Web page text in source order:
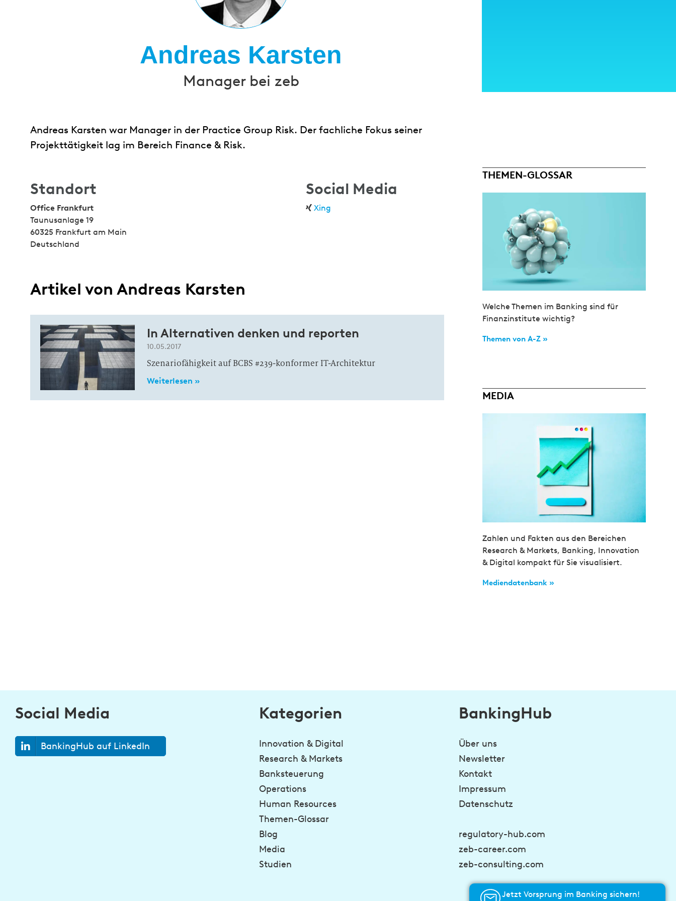
Andreas Karsten
Manager bei zeb
Andreas Karsten war Manager in der Practice Group Risk. Der fachliche Fokus seiner
Projekttätigkeit lag im Bereich Finance & Risk.
Standort
Office Frankfurt
Taunusanlage 19
60325 Frankfurt am Main
Deutschland
Social Media
Xing
Artikel von Andreas Karsten
In Alternativen denken und reporten
10.05.2017
Szenariofähigkeit auf BCBS #239-konformer IT-Architektur
Weiterlesen »
THEMEN-GLOSSAR
Welche Themen im Banking sind für
Finanzinstitute wichtig?
Themen von A-Z »
MEDIA
Zahlen und Fakten aus den Bereichen
Research & Markets, Banking, Innovation
& Digital kompakt für Sie visualisiert.
Mediendatenbank »
Social Media
BankingHub auf LinkedIn
Kategorien
Innovation & Digital
Research & Markets
Banksteuerung
Operations
Human Resources
Themen-Glossar
Blog
Media
Studien
BankingHub
Über uns
Newsletter
Kontakt
Impressum
Datenschutz
regulatory-hub.com
zeb-career.com
zeb-consulting.com
Jetzt Vorsprung im Banking sichern!